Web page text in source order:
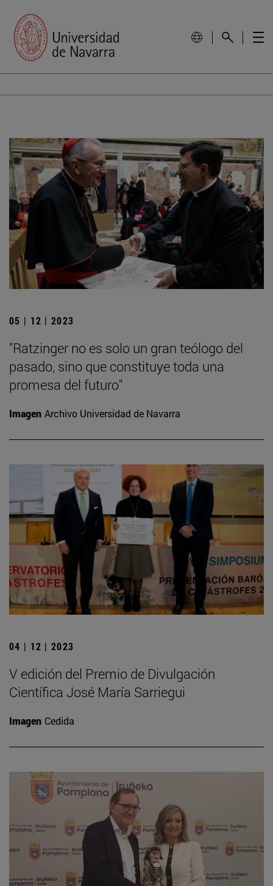
05 | 12 | 2023
"Ratzinger no es solo un gran teólogo del
pasado, sino que constituye toda una
promesa del futuro"
Imagen Archivo Universidad de Navarra
04 | 12 | 2023
V edición del Premio de Divulgación
Científica José María Sarriegui
Imagen Cedida